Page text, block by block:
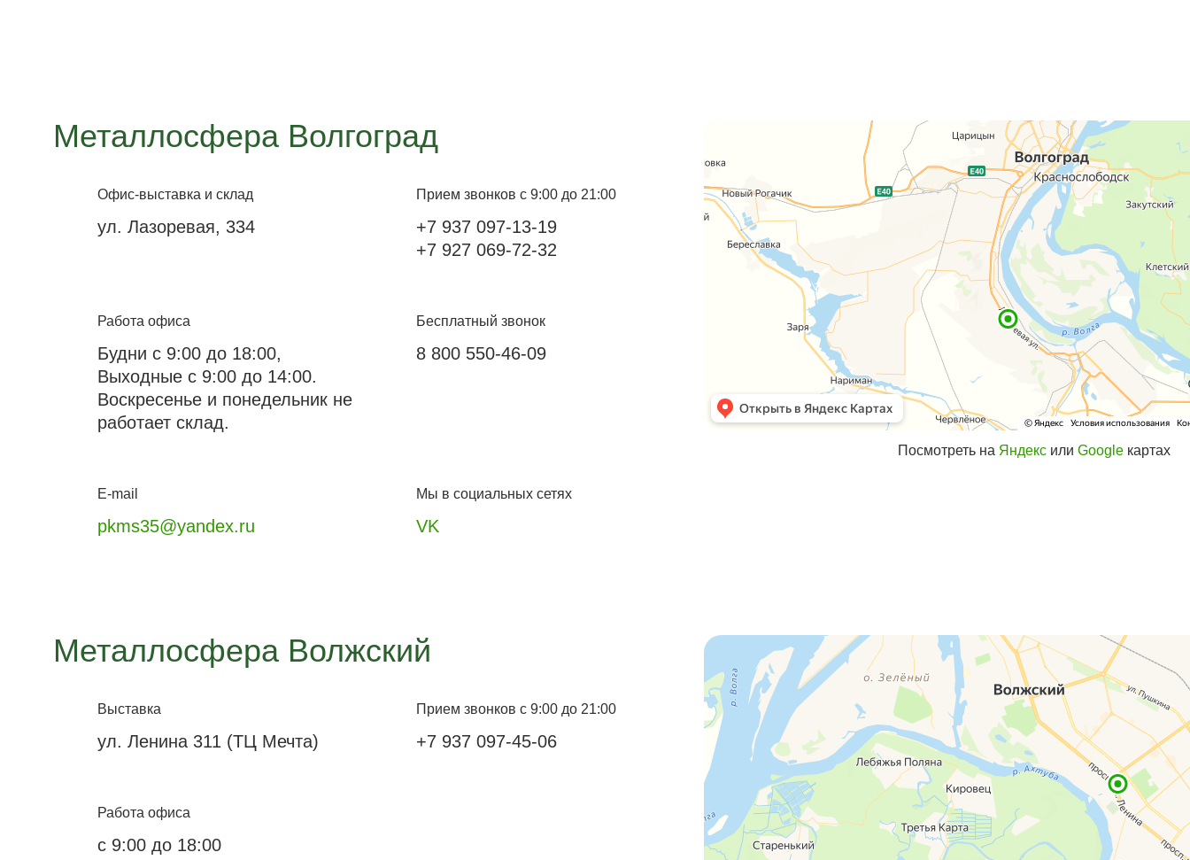
Металлосфера Волгоград
Офис-выставка и склад
ул. Лазоревая, 334
Прием звонков с 9:00 до 21:00
+7 937 097-13-19
+7 927 069-72-32
Работа офиса
Будни с 9:00 до 18:00,
Выходные с 9:00 до 14:00.
Воскресенье и понедельник не
работает склад.
Бесплатный звонок
8 800 550-46-09
E-mail
pkms35@yandex.ru
Мы в социальных сетях
VK
Посмотреть на Яндексили Googleкартах
Металлосфера Волжский
Выставка
ул. Ленина 311 (ТЦ Мечта)
Прием звонков с 9:00 до 21:00
+7 937 097-45-06
Работа офиса
с 9:00 до 18:00